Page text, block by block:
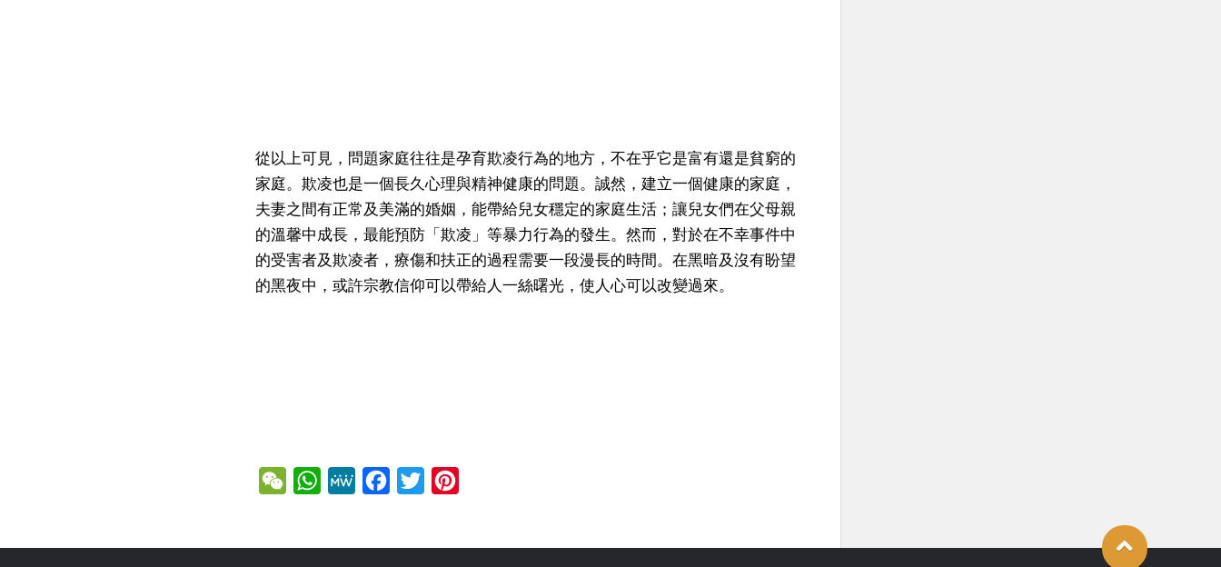
從以上可見，問題家庭往往是孕育欺凌行為的地方，不在乎它是富有還是貧窮的
家庭。欺凌也是一個長久心理與精神健康的問題。誠然，建立一個健康的家庭，
夫妻之間有正常及美滿的婚姻，能帶給兒女穩定的家庭生活；讓兒女們在父母親
的溫馨中成長，最能預防「欺凌」等暴力行為的發生。然而，對於在不幸事件中
的受害者及欺凌者，療傷和扶正的過程需要一段漫長的時間。在黑暗及沒有盼望
的黑夜中，或許宗教信仰可以帶給人一絲曙光，使人心可以改變過來。
WeChatWhatsApp
MeWe Facebook
Twitter